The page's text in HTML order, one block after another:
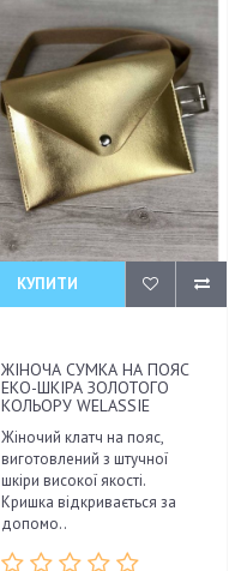
КУПИТИ
ЖІНОЧА СУМКА НА ПОЯС
ЕКО-ШКІРА ЗОЛОТОГО
КОЛЬОРУ WELASSIE
Жіночий клатч на пояс,
виготовлений з штучної
шкіри високої якості.
Кришка відкривається за
допомо..